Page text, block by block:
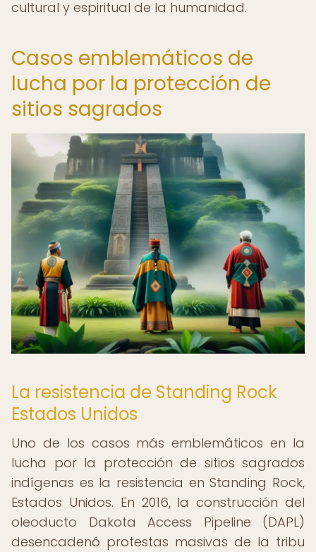
cultural y espiritual de la humanidad.
Casos emblemáticos de
lucha por la protección de
sitios sagrados
La resistencia de Standing Rock
Estados Unidos
Uno de los casos más emblemáticos en la
lucha por la protección de sitios sagrados
indígenas es la resistencia en Standing Rock,
Estados Unidos. En 2016, la construcción del
oleoducto Dakota Access Pipeline (DAPL)
desencadenó protestas masivas de la tribu